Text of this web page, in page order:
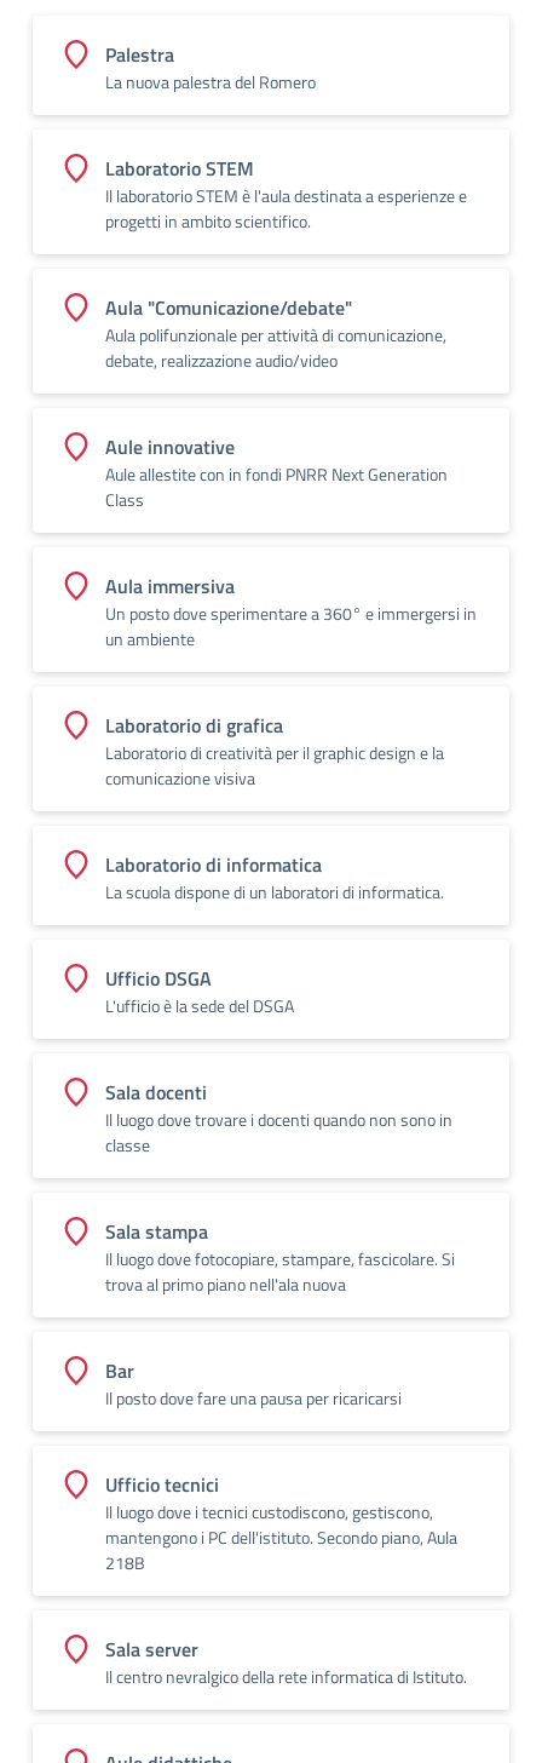
Palestra
La nuova palestra del Romero
Laboratorio STEM
Il laboratorio STEM è l'aula destinata a esperienze e
progetti in ambito scientifico.
Aula "Comunicazione/debate"
Aula polifunzionale per attività di comunicazione,
debate, realizzazione audio/video
Aule innovative
Aule allestite con in fondi PNRR Next Generation
Class
Aula immersiva
Un posto dove sperimentare a 360° e immergersi in
un ambiente
Laboratorio di grafica
Laboratorio di creatività per il graphic design e la
comunicazione visiva
Laboratorio di informatica
La scuola dispone di un laboratori di informatica.
Ufficio DSGA
L'ufficio è la sede del DSGA
Sala docenti
Il luogo dove trovare i docenti quando non sono in
classe
Sala stampa
Il luogo dove fotocopiare, stampare, fascicolare. Si
trova al primo piano nell'ala nuova
Bar
Il posto dove fare una pausa per ricaricarsi
Ufficio tecnici
Il luogo dove i tecnici custodiscono, gestiscono,
mantengono i PC dell'istituto. Secondo piano, Aula
218B
Sala server
Il centro nevralgico della rete informatica di Istituto.